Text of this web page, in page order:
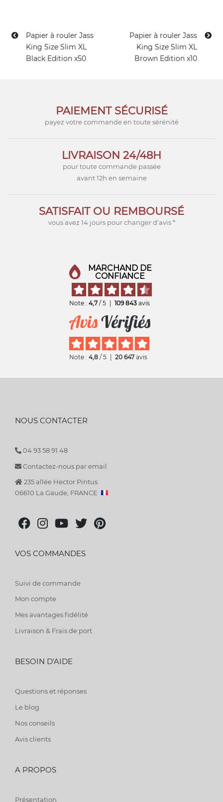
Papier à rouler Jass
King Size Slim XL
Black Edition x50
Papier à rouler Jass
King Size Slim XL
Brown Edition x10
PAIEMENT SÉCURISÉ
payez votre commande en toute sérénité
LIVRAISON 24/48H
pour toute commande passée
avant 12h en semaine
SATISFAIT OU REMBOURSÉ
vous avez 14 jours pour changer d'avis *
MARCHAND DE
CONFIANCE
Note : 4,7 / 5 109 843 avis
Note : 4,8 / 5 20 647 avis
NOUS CONTACTER
04 93 58 91 48
Contactez-nous par email
235 allée Hector Pintus
06610 La Gaude, FRANCE
VOS COMMANDES
Suivi de commande
Mon compte
Mes avantages fidélité
Livraison & Frais de port
BESOIN D'AIDE
Questions et réponses
Le blog
Nos conseils
Avis clients
A PROPOS
Présentation